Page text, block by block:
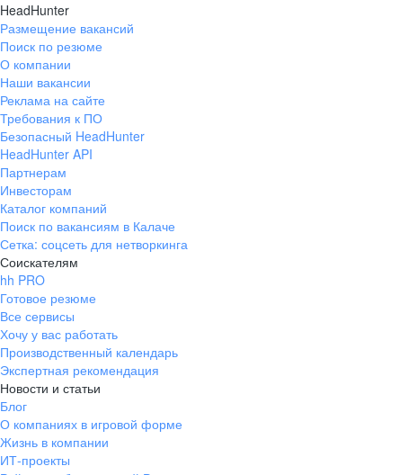
HeadHunter
Размещение вакансий
Поиск по резюме
О компании
Наши вакансии
Реклама на сайте
Требования к ПО
Безопасный HeadHunter
HeadHunter API
Партнерам
Инвесторам
Каталог компаний
Поиск по вакансиям в Калаче
Сетка: соцсеть для нетворкинга
Соискателям
hh PRO
Готовое резюме
Все сервисы
Хочу у вас работать
Производственный календарь
Экспертная рекомендация
Новости и статьи
Блог
О компаниях в игровой форме
Жизнь в компании
ИТ-проекты